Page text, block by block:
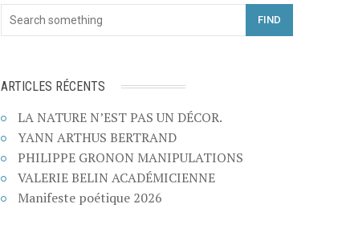
FIND
ARTICLES RÉCENTS
LA NATURE N’EST PAS UN DÉCOR.
YANN ARTHUS BERTRAND
PHILIPPE GRONON MANIPULATIONS
VALERIE BELIN ACADÉMICIENNE
Manifeste poétique 2026